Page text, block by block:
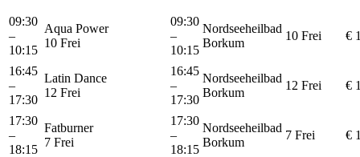
09:30
–
10:15
Aqua Power
10 Frei
09:30
–
10:15
Nordseeheilbad
Borkum
10 Frei €
16:45
–
17:30
Latin Dance
12 Frei
16:45
–
17:30
Nordseeheilbad
Borkum
12 Frei €
17:30
–
18:15
Fatburner
7 Frei
17:30
–
18:15
Nordseeheilbad
Borkum
7 Frei €